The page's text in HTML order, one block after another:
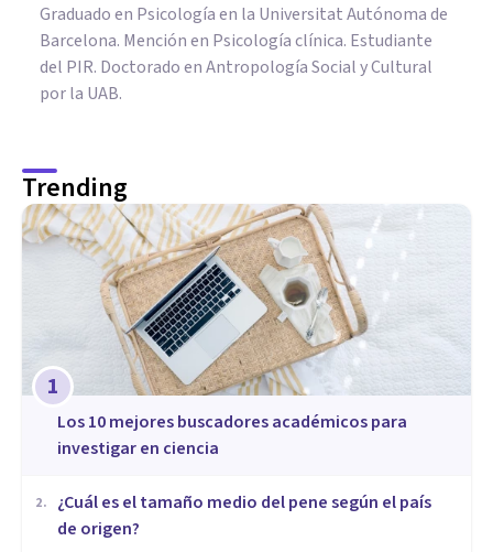
Graduado en Psicología en la Universitat Autónoma de
Barcelona. Mención en Psicología clínica. Estudiante
del PIR. Doctorado en Antropología Social y Cultural
por la UAB.
Trending
1
Los 10 mejores buscadores académicos para
investigar en ciencia
2.
¿Cuál es el tamaño medio del pene según el país
de origen?